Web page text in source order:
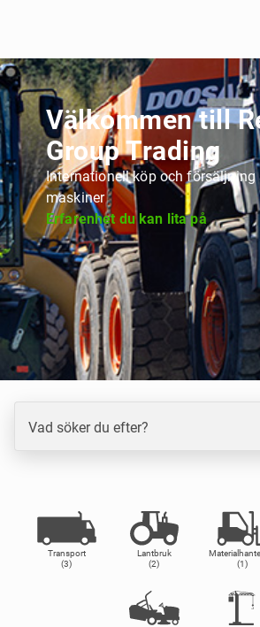
Välkommen till
Group Trading
Internationell köp och försäljning
maskiner
Erfarenhet du kan lita på
Vad söker du efter?
Transport
(3)
Lantbruk
(2)
(1)